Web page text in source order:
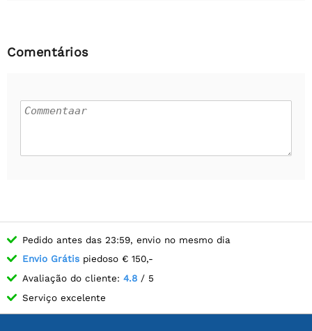
Comentários
Pedido antes das 23:59, envio no mesmo dia
Envio Grátis piedoso € 150,-
Avaliação do cliente: 4.8 / 5
Serviço excelente